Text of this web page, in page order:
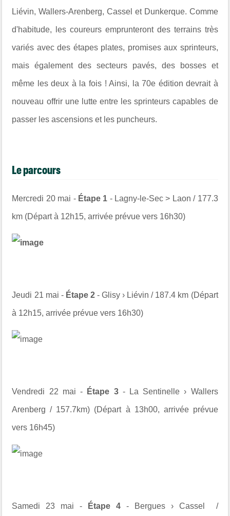
Liévin, Wallers-Arenberg, Cassel et Dunkerque. Comme
d'habitude, les coureurs emprunteront des terrains très
variés avec des étapes plates, promises aux sprinteurs,
mais également des secteurs pavés, des bosses et
même les deux à la fois ! Ainsi, la 70e édition devrait à
nouveau offrir une lutte entre les sprinteurs capables de
passer les ascensions et les puncheurs.
Le parcours
Mercredi 20 mai - Étape 1 - Lagny-le-Sec > Laon / 177.3
km (Départ à 12h15, arrivée prévue vers 16h30)
Jeudi 21 mai - Étape 2 - Glisy › Liévin / 187.4 km (Départ
à 12h15, arrivée prévue vers 16h30)
Vendredi 22 mai - Étape 3 - La Sentinelle › Wallers
Arenberg / 157.7km) (Départ à 13h00, arrivée prévue
vers 16h45)
Samedi 23 mai - Étape 4 - Bergues › Cassel /